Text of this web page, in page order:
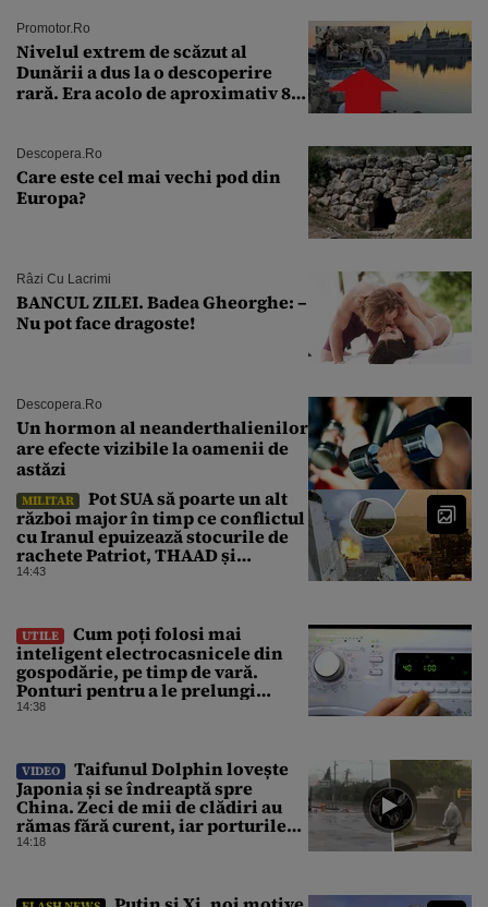
Promotor.ro
Nivelul extrem de scăzut al
Dunării a dus la o descoperire
rară. Era acolo de aproximativ 80
Descopera.ro
Care este cel mai vechi pod din
Europa?
Râzi Cu Lacrimi
BANCUL ZILEI. Badea Gheorghe: –
Nu pot face dragoste!
Descopera.ro
Un hormon al neanderthalienilor
are efecte vizibile la oamenii de
astăzi
MILITAR
Pot SUA să poarte un alt
război major în timp ce conflictul
cu Iranul epuizează stocurile de
rachete Patriot, THAAD și
Tomahawk?
14:43
UTILE
Cum poți folosi mai
inteligent electrocasnicele din
gospodărie, pe timp de vară.
Ponturi pentru a le prelungi
durata de viață
14:38
VIDEO
Taifunul Dolphin lovește
Japonia și se îndreaptă spre
China. Zeci de mii de clădiri au
rămas fără curent, iar porturile
au fost închise
14:18